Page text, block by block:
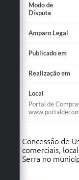
Modo de
Disputa
Amparo Legal
Publicado em
Realização em
Local
Portal de
Concessão de
comerciais,
Serra no